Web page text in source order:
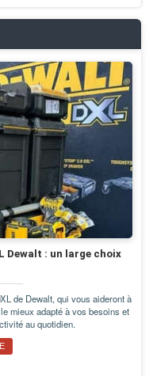
Dewalt : un large choix
de Dewalt, qui vous aideront à
mieux adapté à vos besoins et
au quotidien.